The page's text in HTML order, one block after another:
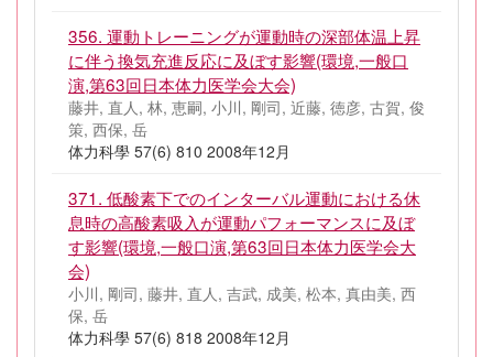
356. 運動トレーニングが運動時の深部体温上昇
に伴う換気充進反応に及ぼす影響(環境,一般口
演,第63回日本体力医学会大会)
藤井, 直人, 林, 恵嗣, 小川, 剛司, 近藤, 徳彦, 古賀, 俊
策, 西保, 岳
体力科學 57(6) 810 2008年12月
371. 低酸素下でのインターバル運動における休
息時の高酸素吸入が運動パフォーマンスに及ぼ
す影響(環境,一般口演,第63回日本体力医学会大
会)
小川, 剛司, 藤井, 直人, 吉武, 成美, 松本, 真由美, 西
保, 岳
体力科學 57(6) 818 2008年12月